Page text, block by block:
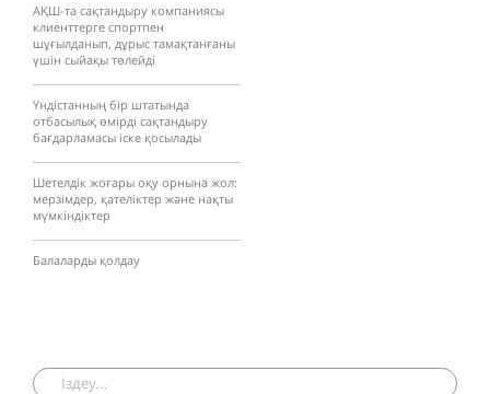
АҚШ-та сақтандыру компаниясы
клиенттерге спортпен
шұғылданып, дұрыс тамақтанғаны
үшін сыйақы төлейді
Үндістанның бір штатында
отбасылық өмірді сақтандыру
бағдарламасы іске қосылады
Шетелдік жоғары оқу орнына жол:
мерзімдер, қателіктер және нақты
мүмкіндіктер
Балаларды қолдау